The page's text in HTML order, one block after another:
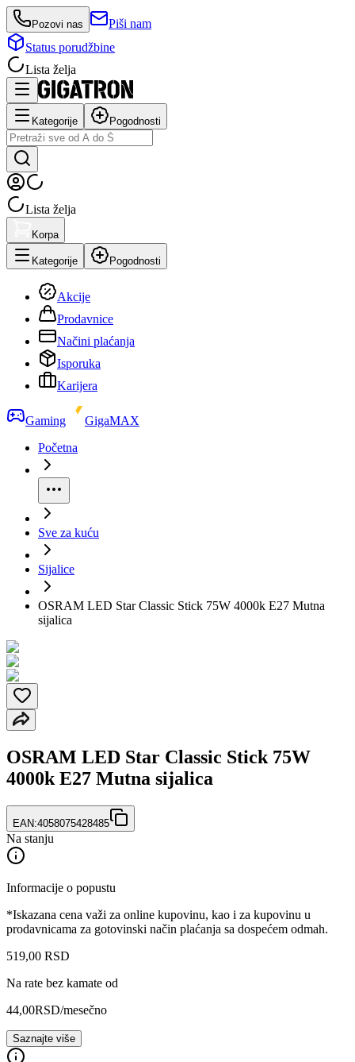
Pozovi nas
Piši nam
Status porudžbine
Lista želja
Kategorije Pogodnosti
Lista želja
Korpa
Kategorije Pogodnosti
Akcije
Prodavnice
Načini plaćanja
Isporuka
Karijera
Gaming
GigaMAX
Početna
Sve za kuću
Sijalice
OSRAM LED Star Classic Stick 75W 4000k E27 Mutna
sijalica
OSRAM LED Star Classic Stick 75W
4000k E27 Mutna sijalica
EAN:4058075428485
Na stanju
Informacije o popustu
*Iskazana cena važi za online kupovinu, kao i za kupovinu u
prodavnicama za gotovinski način plaćanja sa dospećem odmah.
519,00 RSD
Na rate bez kamate od
44,00RSD/mesečno
Saznajte više